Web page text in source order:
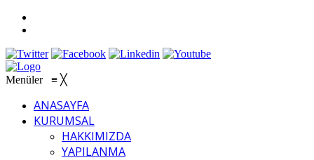
Menüler ≡ ╳
ANASAYFA
KURUMSAL
HAKKIMIZDA
YAPILANMA